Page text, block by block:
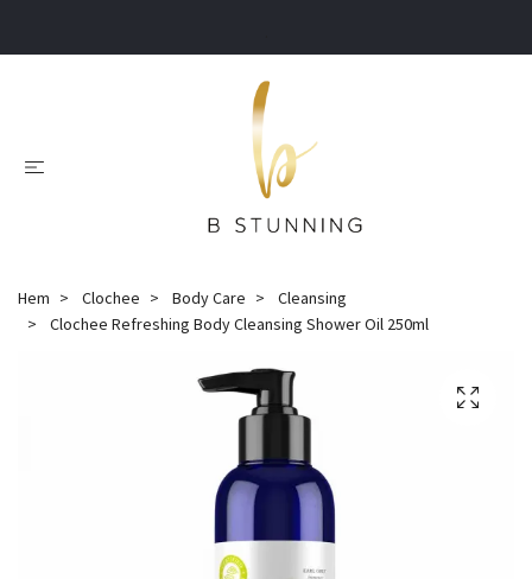
Hem Clochee Body Care
Cleansing
Clochee Refreshing Body Cleansing Shower Oil 250ml